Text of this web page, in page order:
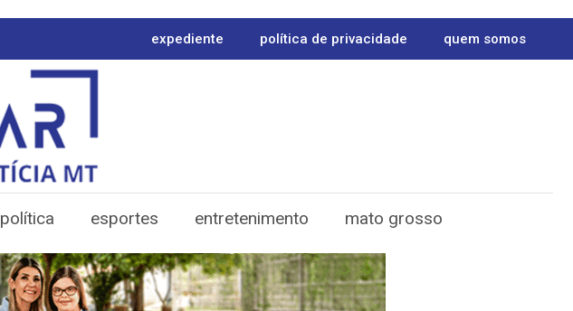
expediente política de privacidade quem somos
política esportes entretenimento mato grosso